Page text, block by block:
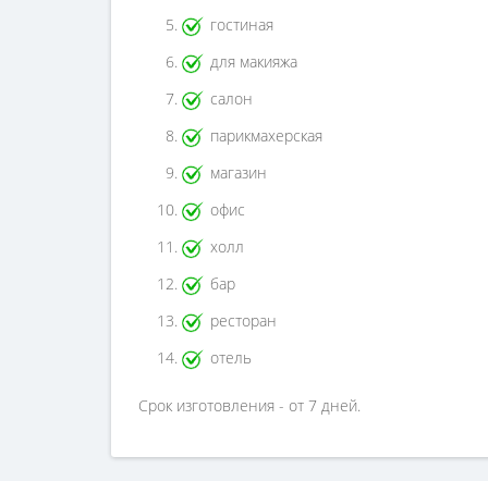
гостиная
для макияжа
салон
парикмахерская
магазин
офис
холл
бар
ресторан
отель
Срок изготовления - от 7 дней.